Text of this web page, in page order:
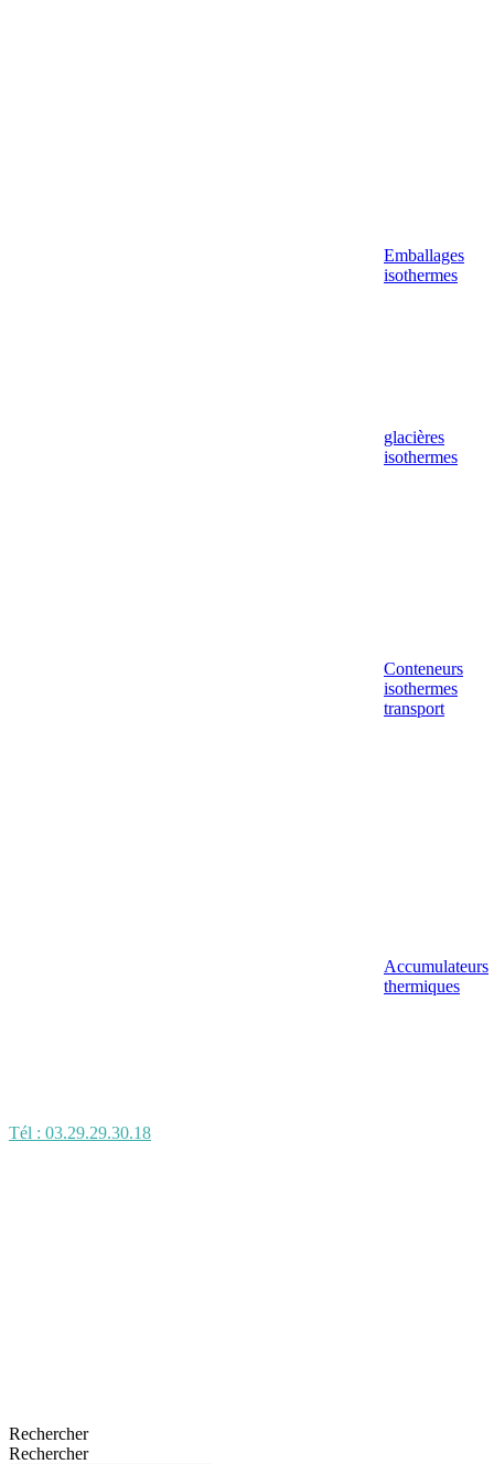
Emballages
isothermes
glacières
isothermes
Conteneurs
isothermes
transport
Accumulateurs
thermiques
Tél : 03.29.29.30.18
Rechercher
Rechercher